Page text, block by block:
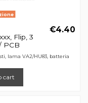
Flip, 3
PCB
€4.40
lama VA2/HU83, batteria
cart